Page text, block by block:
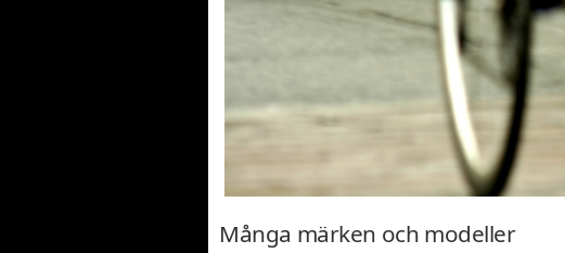
Många märken och modeller